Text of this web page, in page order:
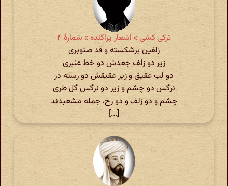
ترکی کشی » اشعار پراکنده » شمارهٔ ۴
زلفین برشکسته و قد صنوبری
زیر دو زلف جعدش دو خط عنبری
دو لب عقیق و زیر عقیقش دو رسته در
نرگس دو چشم و زیر دو نرگس گل طری
چشم و دو زلف و دو رخ، جمله مشعبدند
[...]